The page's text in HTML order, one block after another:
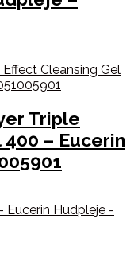
Triple
– Eucerin